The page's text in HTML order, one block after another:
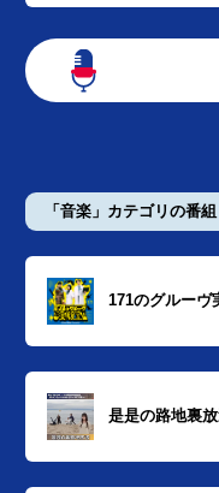
「音楽」カテゴリの番組
171のグルーヴ
是是の路地裏